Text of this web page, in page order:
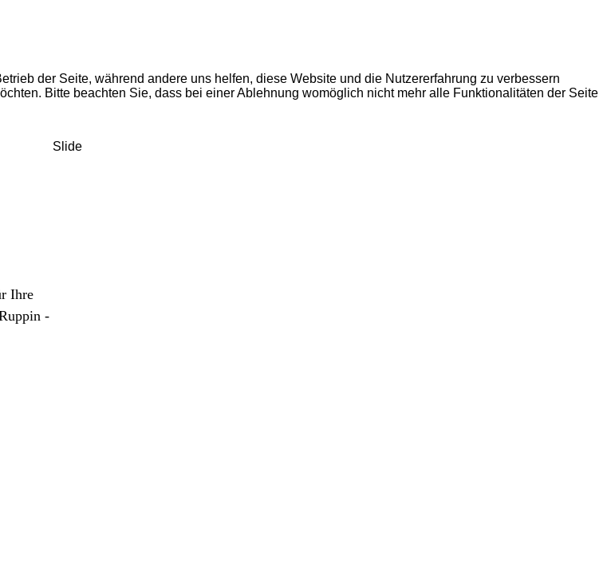
Slide
Ihre
-
der Seite, während andere uns helfen, diese Website und die Nutzererfahrung zu verbessern
Bitte beachten Sie, dass bei einer Ablehnung womöglich nicht mehr alle Funktionalitäten der Seite